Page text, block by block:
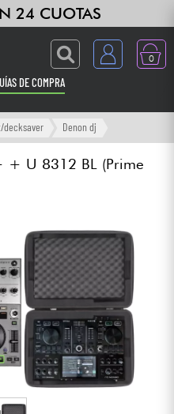
24 CUOTAS
0
DE COMPRA
decksaver Denon dj
+ U 8312 BL (Prime